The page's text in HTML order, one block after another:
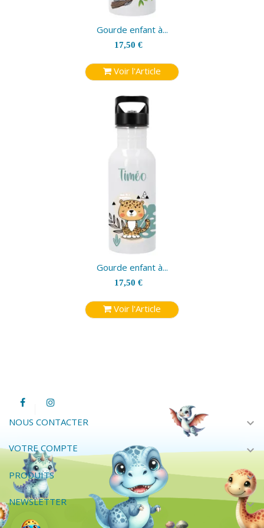
Gourde enfant à...
17,50 €
Voir l'Article
Gourde enfant à...
17,50 €
Voir l'Article
NOUS CONTACTER expand_more
VOTRE COMPTE expand_more
PRODUITS expand_more
NEWSLETTER expand_more